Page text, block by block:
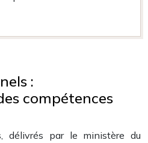
:
compétences
délivrés par le ministère du